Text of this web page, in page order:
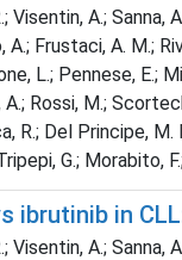
Visentin, A.;
Frustaci, A. M.;
L.; Pennese, E.;
A.; Rossi, M.;
R.; Del Principe,
G.; Morabito,
in
Visentin, A.;